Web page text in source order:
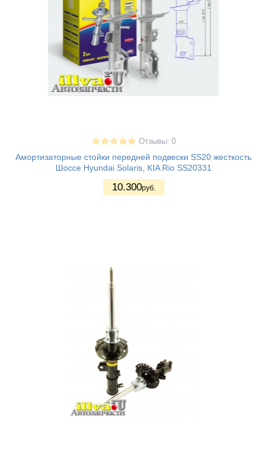
Отзывы: 0
Амортизаторные стойки передней подвески SS20 жесткость
Шоссе Hyundai Solaris, KIA Rio SS20331
10.300руб.